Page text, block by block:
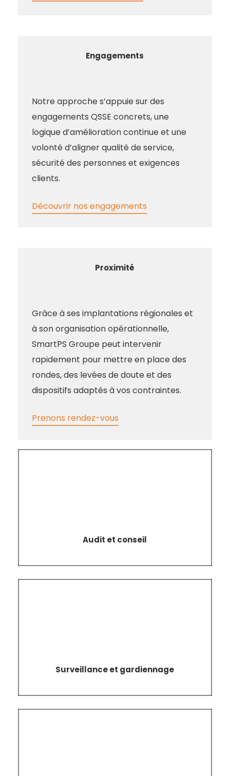
Engagements
Notre approche s’appuie sur des
engagements QSSE concrets, une
logique d’amélioration continue et une
volonté d’aligner qualité de service,
sécurité des personnes et exigences
clients.
Découvrir nos engagements
Proximité
Grâce à ses implantations régionales et
à son organisation opérationnelle,
SmartPS Groupe peut intervenir
rapidement pour mettre en place des
rondes, des levées de doute et des
dispositifs adaptés à vos contraintes.
Prenons rendez-vous
Audit et conseil
Surveillance et gardiennage